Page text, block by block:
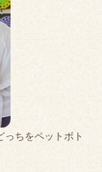
っちをペットボト